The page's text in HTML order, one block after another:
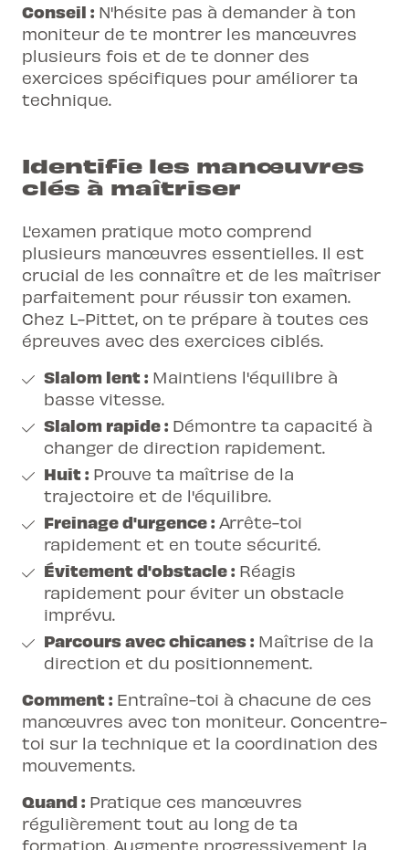
Conseil : N'hésite pas à demander à ton
moniteur de te montrer les manœuvres
plusieurs fois et de te donner des
exercices spécifiques pour améliorer ta
technique.
Identifie les manœuvres
clés à maîtriser
L'examen pratique moto comprend
plusieurs manœuvres essentielles. Il est
crucial de les connaître et de les maîtriser
parfaitement pour réussir ton examen.
Chez L-Pittet, on te prépare à toutes ces
épreuves avec des exercices ciblés.
Slalom lent : Maintiens l'équilibre à
basse vitesse.
Slalom rapide : Démontre ta capacité à
changer de direction rapidement.
Huit : Prouve ta maîtrise de la
trajectoire et de l'équilibre.
Freinage d'urgence : Arrête-toi
rapidement et en toute sécurité.
Évitement d'obstacle : Réagis
rapidement pour éviter un obstacle
imprévu.
Parcours avec chicanes : Maîtrise de la
direction et du positionnement.
Comment : Entraîne-toi à chacune de ces
manœuvres avec ton moniteur. Concentre-
toi sur la technique et la coordination des
mouvements.
Quand : Pratique ces manœuvres
régulièrement tout au long de ta
formation. Augmente progressivement la